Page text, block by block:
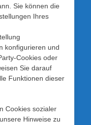
Sie können die
Ihres
konfigurieren und
Cookies oder
Sie darauf
Funktionen dieser
Cookies sozialer
Hinweise zu